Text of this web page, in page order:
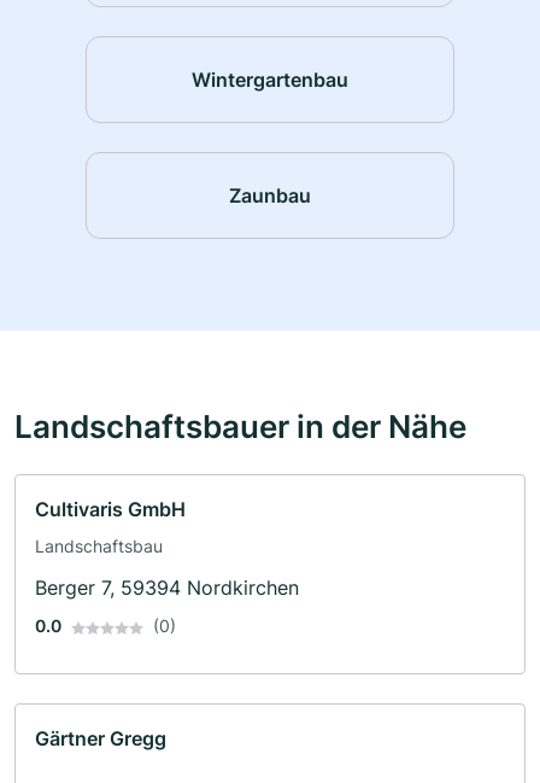
Wintergartenbau
Zaunbau
Landschaftsbauer in der Nähe
Cultivaris GmbH
Landschaftsbau
Berger 7, 59394 Nordkirchen
0.0 (0)
Gärtner Gregg